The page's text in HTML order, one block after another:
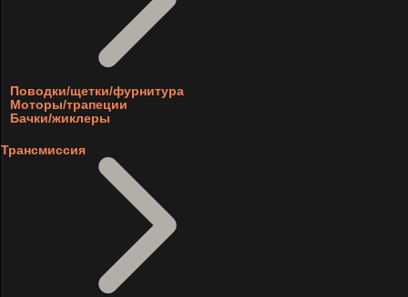
Поводки/щетки/фурнитура
Моторы/трапеции
Бачки/жиклеры
Трансмиссия